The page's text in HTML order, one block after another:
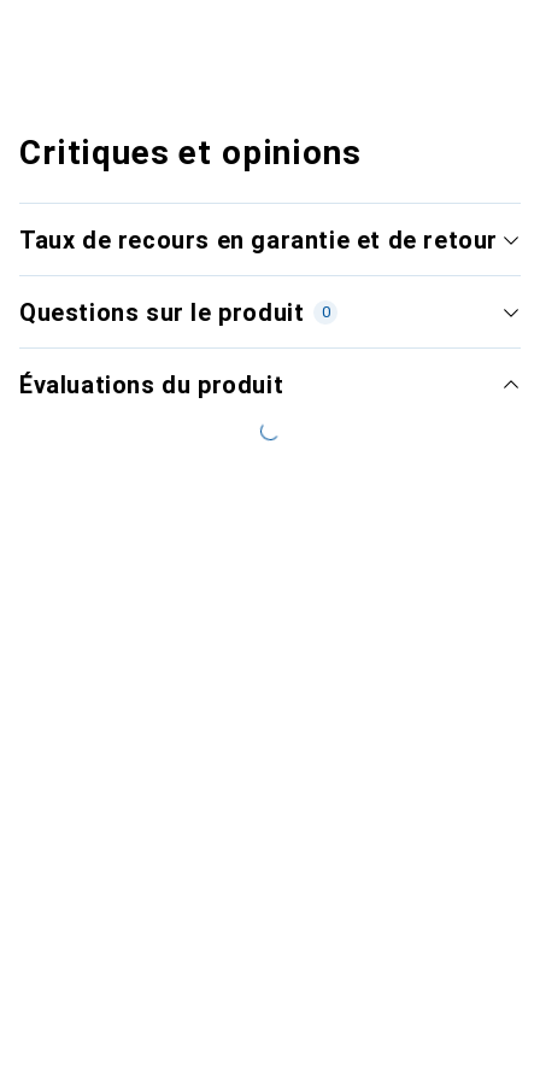
Critiques et opinions
Taux de recours en garantie et de retour
Questions sur le produit 0
Évaluations du produit